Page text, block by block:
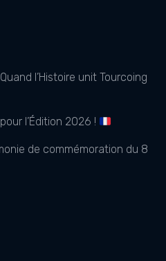
l’Histoire unit Tourcoing
l’Édition 2026 !
de commémoration du 8